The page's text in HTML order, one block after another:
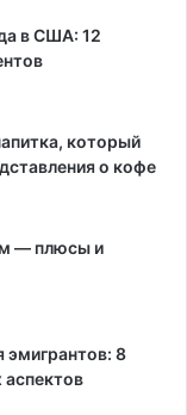
в США: 12
который
о кофе
— плюсы и
эмигрантов: 8